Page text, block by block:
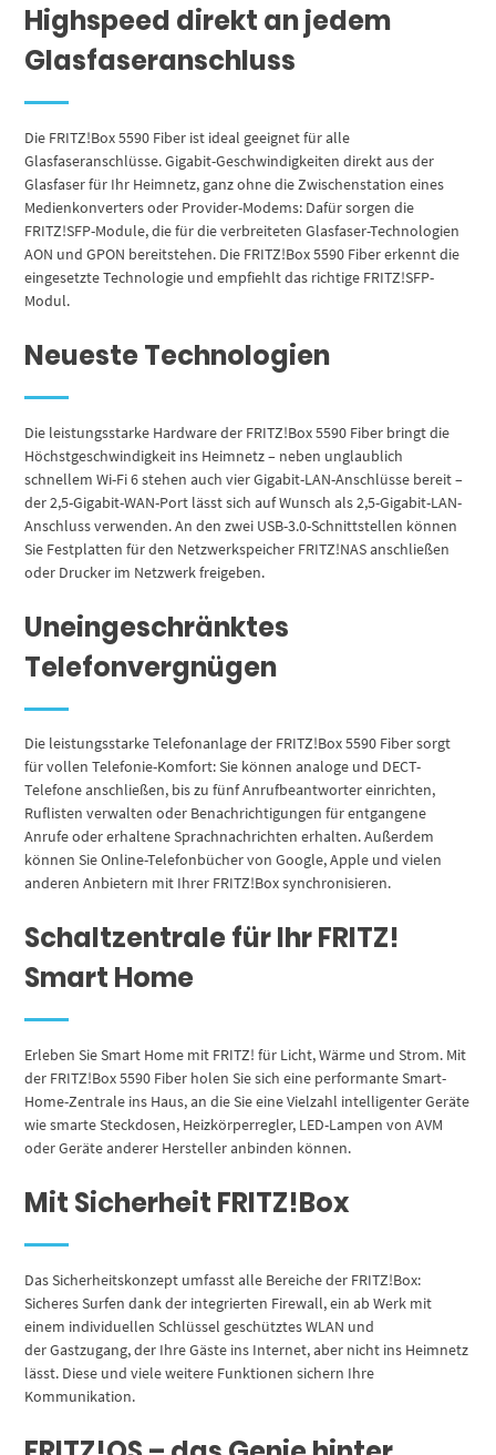
Highspeed direkt an jedem
Glasfaseranschluss
Die FRITZ!Box 5590 Fiber ist ideal geeignet für alle
Glasfaseranschlüsse. Gigabit-Geschwindigkeiten direkt aus der
Glasfaser für Ihr Heimnetz, ganz ohne die Zwischenstation eines
Medienkonverters oder Provider-Modems: Dafür sorgen die
FRITZ!SFP-Module, die für die verbreiteten Glasfaser-Technologien
AON und GPON bereitstehen. Die FRITZ!Box 5590 Fiber erkennt die
eingesetzte Technologie und empfiehlt das richtige FRITZ!SFP-
Modul.
Neueste Technologien
Die leistungsstarke Hardware der FRITZ!Box 5590 Fiber bringt die
Höchstgeschwindigkeit ins Heimnetz – neben unglaublich
schnellem Wi-Fi 6 stehen auch vier Gigabit-LAN-Anschlüsse bereit –
der 2,5-Gigabit-WAN-Port lässt sich auf Wunsch als 2,5-Gigabit-LAN-
Anschluss verwenden. An den zwei USB-3.0-Schnittstellen können
Sie Festplatten für den Netzwerkspeicher FRITZ!NAS anschließen
oder Drucker im Netzwerk freigeben.
Uneingeschränktes
Telefonvergnügen
Die leistungsstarke Telefonanlage der FRITZ!Box 5590 Fiber sorgt
für vollen Telefonie-Komfort: Sie können analoge und DECT-
Telefone anschließen, bis zu fünf Anrufbeantworter einrichten,
Ruflisten verwalten oder Benachrichtigungen für entgangene
Anrufe oder erhaltene Sprachnachrichten erhalten. Außerdem
können Sie Online-Telefonbücher von Google, Apple und vielen
anderen Anbietern mit Ihrer FRITZ!Box synchronisieren.
Schaltzentrale für Ihr FRITZ!
Smart Home
Erleben Sie Smart Home mit FRITZ! für Licht, Wärme und Strom. Mit
der FRITZ!Box 5590 Fiber holen Sie sich eine performante Smart-
Home-Zentrale ins Haus, an die Sie eine Vielzahl intelligenter Geräte
wie smarte Steckdosen, Heizkörperregler, LED-Lampen von AVM
oder Geräte anderer Hersteller anbinden können.
Mit Sicherheit FRITZ!Box
Das Sicherheitskonzept umfasst alle Bereiche der FRITZ!Box:
Sicheres Surfen dank der integrierten Firewall, ein ab Werk mit
einem individuellen Schlüssel geschütztes WLAN und
der Gastzugang, der Ihre Gäste ins Internet, aber nicht ins Heimnetz
lässt. Diese und viele weitere Funktionen sichern Ihre
Kommunikation.